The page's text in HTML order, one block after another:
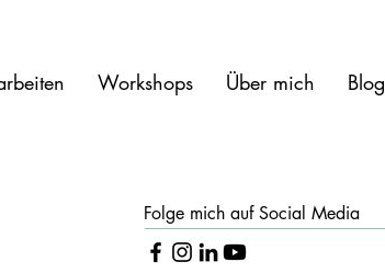
Workshops Über mich Blog
Folge mich auf Social Media